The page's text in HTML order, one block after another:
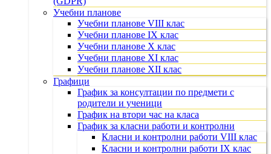
Учебни планове
Учебни планове VIII клас
Учебни планове IX клас
Учебни планове X клас
Учебни планове XI клас
Учебни планове XII клас
Графици
График за консултации по предмети с
родители и ученици
График на втори час на класа
График за класни работи и контролни
Класни и контролни работи VIII клас
Класни и контролни работи IX клас